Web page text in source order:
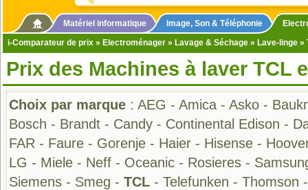
Matériel informatique Image, Son & Téléphonie
i-Comparateur de prix » Electroménager » Lavage & Séchage » Lave-linge »
Prix des Machines à laver TCL
Choix par marque : AEG - Amica - Asko -
Bosch - Brandt - Candy - Continental Edison -
FAR - Faure - Gorenje - Haier - Hisense -
LG - Miele - Neff - Oceanic - Rosieres -
Siemens - Smeg - TCL - Telefunken - Thomson